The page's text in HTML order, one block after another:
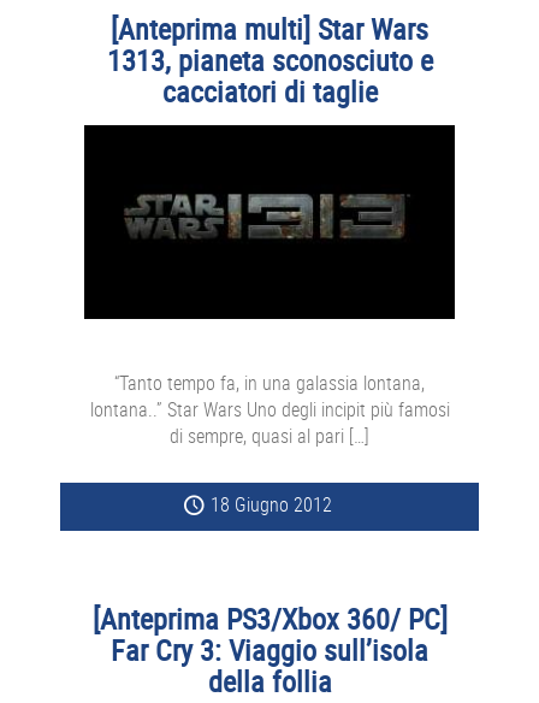
[Anteprima multi] Star Wars
1313, pianeta sconosciuto e
cacciatori di taglie
“Tanto tempo fa, in una galassia lontana,
lontana..” Star Wars Uno degli incipit più famosi
di sempre, quasi al pari […]
18 Giugno 2012
[Anteprima PS3/Xbox 360/ PC]
Far Cry 3: Viaggio sull’isola
della follia